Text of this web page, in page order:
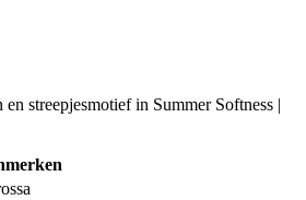
streepjesmotief in Summer Softness |